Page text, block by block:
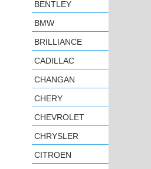
BENTLEY
BMW
BRILLIANCE
CADILLAC
CHANGAN
CHERY
CHEVROLET
CHRYSLER
CITROEN